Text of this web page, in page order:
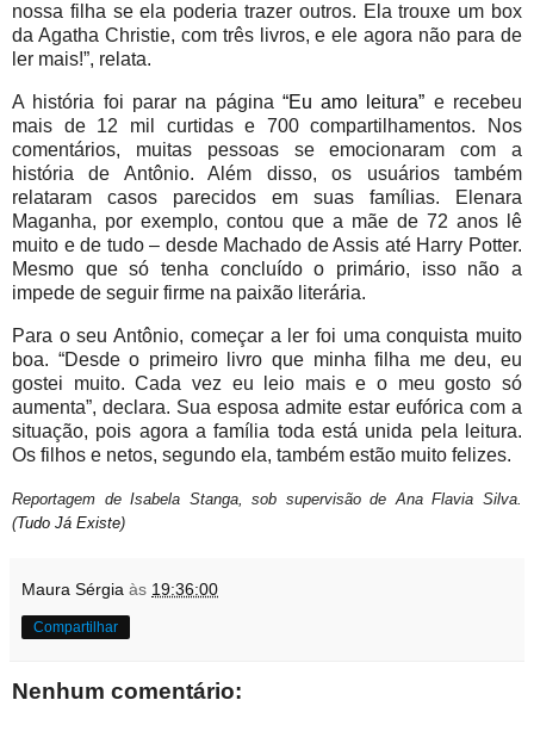
nossa filha se ela poderia trazer outros. Ela trouxe um box
da Agatha Christie, com três livros, e ele agora não para de
ler mais!”, relata.
A história foi parar na página “Eu amo leitura” e recebeu
mais de 12 mil curtidas e 700 compartilhamentos. Nos
comentários, muitas pessoas se emocionaram com a
história de Antônio. Além disso, os usuários também
relataram casos parecidos em suas famílias. Elenara
Maganha, por exemplo, contou que a mãe de 72 anos lê
muito e de tudo – desde Machado de Assis até Harry Potter.
Mesmo que só tenha concluído o primário, isso não a
impede de seguir firme na paixão literária.
Para o seu Antônio, começar a ler foi uma conquista muito
boa. “Desde o primeiro livro que minha filha me deu, eu
gostei muito. Cada vez eu leio mais e o meu gosto só
aumenta”, declara. Sua esposa admite estar eufórica com a
situação, pois agora a família toda está unida pela leitura.
Os filhos e netos, segundo ela, também estão muito felizes.
Reportagem de Isabela Stanga, sob supervisão de Ana Flavia Silva.
(Tudo Já Existe)
Maura Sérgia às 19:36:00
Compartilhar
Nenhum comentário: